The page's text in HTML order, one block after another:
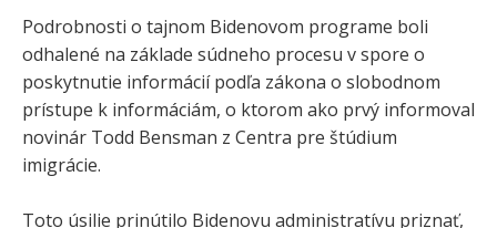
Podrobnosti o tajnom Bidenovom programe boli
odhalené na základe súdneho procesu v spore o
poskytnutie informácií podľa zákona o slobodnom
prístupe k informáciám, o ktorom ako prvý informoval
novinár Todd Bensman z Centra pre štúdium
imigrácie.
Toto úsilie prinútilo Bidenovu administratívu priznať,